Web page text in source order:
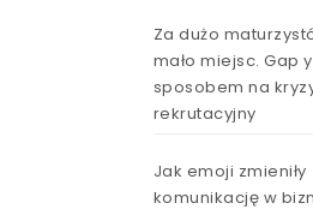
Za dużo
mało miejsc. Gap
sposobem na
rekrutacyjny
Jak emoji zmieniły
komunikację w